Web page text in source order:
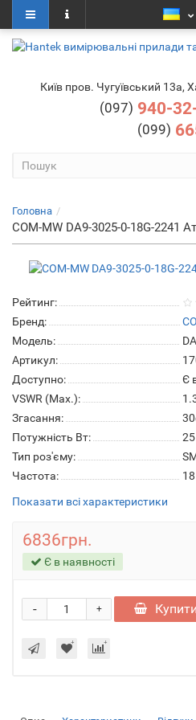
Київ пров. Чугуївський 13а,
(097) 940-
(099)
Головна
COM-MW DA9-3025-0-18G-2241
Рейтинг:
Бренд:
Модель:
Артикул:
Доступно:
Є
VSWR (Max.):
Згасання:
Потужність Вт:
Тип роз'єму:
Частота:
Показати всі характеристики
6836грн.
Є в наявності
+
- Купити